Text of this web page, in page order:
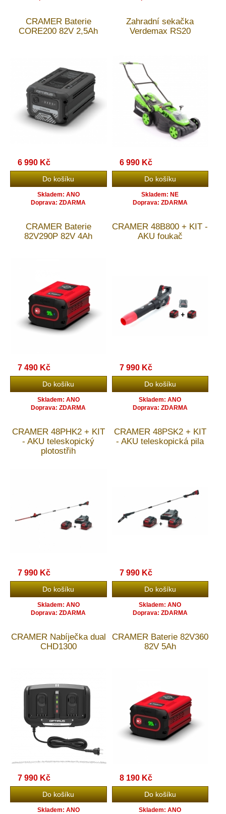
CRAMER Baterie
CORE200 82V 2,5Ah
6 990 Kč
Skladem: ANO
Doprava: ZDARMA
Zahradní sekačka
Verdemax RS20
6 990 Kč
Skladem: NE
Doprava: ZDARMA
CRAMER Baterie
82V290P 82V 4Ah
7 490 Kč
Skladem: ANO
Doprava: ZDARMA
CRAMER 48B800 + KIT -
AKU foukač
7 990 Kč
Skladem: ANO
Doprava: ZDARMA
CRAMER 48PHK2 + KIT
- AKU teleskopický
plotostřih
7 990 Kč
Skladem: ANO
Doprava: ZDARMA
CRAMER 48PSK2 + KIT
- AKU teleskopická pila
7 990 Kč
Skladem: ANO
Doprava: ZDARMA
CRAMER Nabíječka dual
CHD1300
7 990 Kč
Skladem: ANO
CRAMER Baterie 82V360
82V 5Ah
8 190 Kč
Skladem: ANO